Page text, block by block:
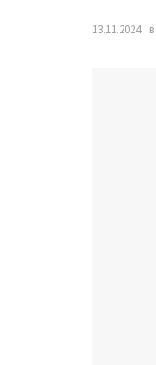
13.11.2024 в